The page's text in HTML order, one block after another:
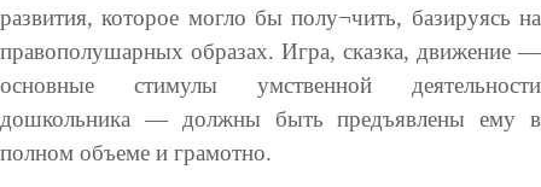
развития, которое могло бы полу¬чить, базируясь на
правополушарных образах. Игра, сказка, движение —
основные стимулы умственной деятельности
дошкольника — должны быть предъявлены ему в
полном объеме и грамотно.